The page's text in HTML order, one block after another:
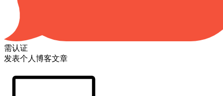
需认证
发表个人博客文章